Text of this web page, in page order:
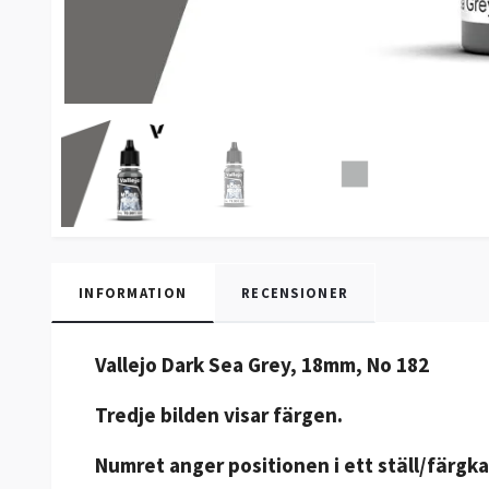
INFORMATION RECENSIONER
Vallejo Dark Sea Grey, 18mm, No 182
Tredje bilden visar färgen.
Numret anger positionen i ett ställ/